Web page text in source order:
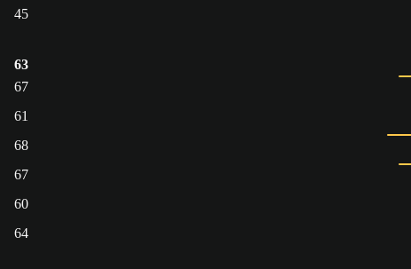
45
63
67
61
68
67
60
64